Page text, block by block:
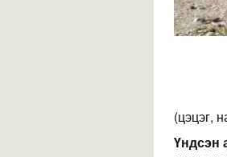
(цэцэг,
Үндсэн